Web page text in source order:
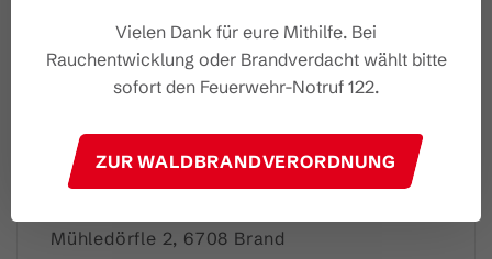
Ich akzeptiere dieDatenschutzbestimmungen
Mühledörfle 2, 6708 Brand
Vielen Dank für eure Mithilfe. Bei
Rauchentwicklung oder Brandverdacht wählt bitte
sofort den Feuerwehr-Notruf 122.
ZUR WALDBRANDVERORDNUNG